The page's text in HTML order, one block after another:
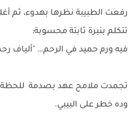
رفعت الطبيبة نظرها بهدوء، ثم
تتكلم بنبرة ثابتة محسوبة:
فيه ورم حميد في الرحم… "ألياف
تجمدت ملامح عهد بصدمة
وده خطر على البيبي.